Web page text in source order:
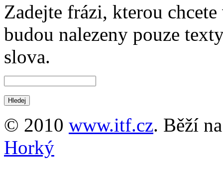
Zadejte frázi, kterou
budou nalezeny pouze
slova.
© 2010 www.itf.cz. Běží
Horký